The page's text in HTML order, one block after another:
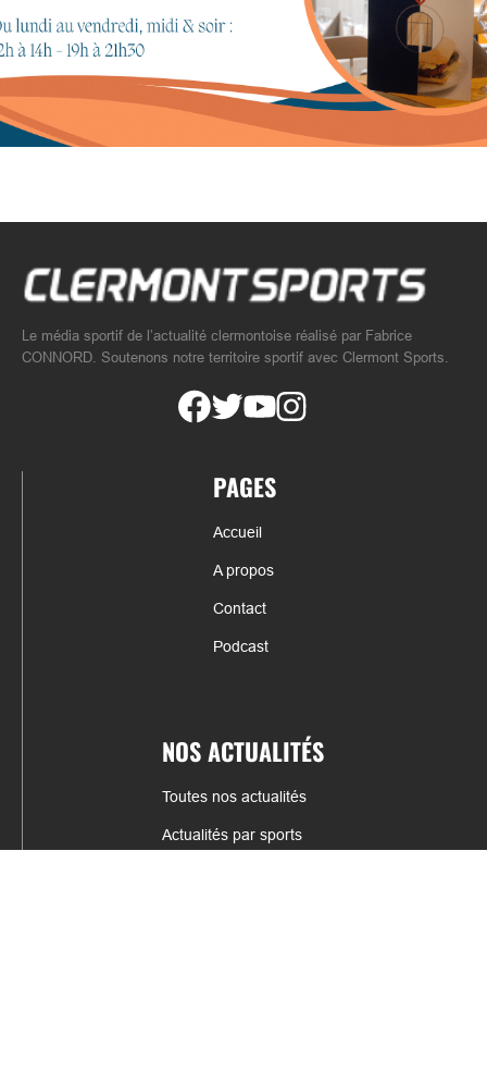
Le média sportif de l’actualité clermontoise réalisé par Fabrice
CONNORD. Soutenons notre territoire sportif avec Clermont Sports.
PAGES
Accueil
A propos
Contact
Podcast
NOS ACTUALITÉS
Toutes nos actualités
Actualités par sports